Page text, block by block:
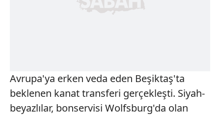
Avrupa'ya erken veda eden Beşiktaş'ta
beklenen kanat transferi gerçekleşti. Siyah-
beyazlılar, bonservisi Wolfsburg'da olan